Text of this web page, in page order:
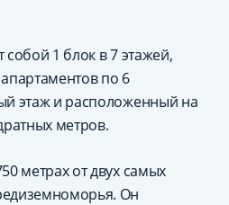
собой 1 блок в 7 этажей,
по 6
этаж и расположенный на
метров.
метрах от двух самых
Он